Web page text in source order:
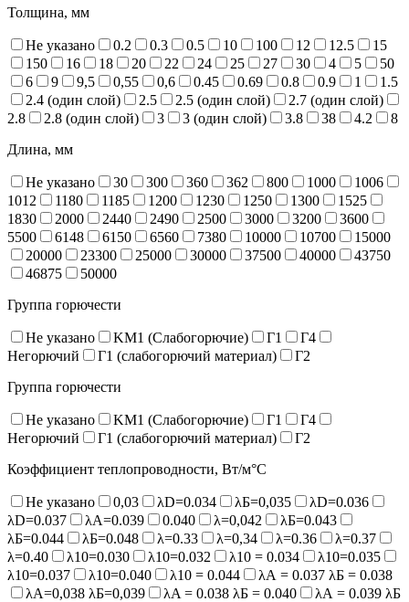
Толщина, мм
Не указано 0.2 0.3 0.5 10 100 12 12.5
15
150
16 18 20 22 24 25 27 30 4 5
50
6
9 9,5 0,55 0,6 0.45 0.69 0.8 0.9 1
1.5
2.4 (один слой)
2.5 2.5 (один слой)
2.7 (один слой)
2.8
2.8 (один слой) 3 3 (один слой) 3.8 38 4.2
8
Длина, мм
Не указано 30 300 360 362 800 1000
1006
1012
1180 1185 1200 1230 1250 1300
1525
1830
2000 2440 2490 2500 3000 3200
3600
5500
6148 6150 6560 7380 10000 10700
15000
20000
23300 25000 30000 37500 40000
43750
46875
50000
Группа горючести
Не указано KM1 (Слабогорючие) Г1
Г4
Негорючий
Г1 (слабогорючий материал)
Г2
Группа горючести
Не указано KM1 (Слабогорючие) Г1
Г4
Негорючий
Г1 (слабогорючий материал)
Г2
Коэффициент теплопроводности, Вт/м°С
Не указано 0,03 λD=0.034 λБ=0,035
λD=0.036
λD=0.037
λA=0.039 0.040 λ=0,042
λБ=0.043
λБ=0.044
λБ=0.048 λ=0.33 λ=0,34 λ=0.36
λ=0.37
λ=0.40
λ10=0.030 λ10=0.032 λ10 = 0.034
λ10=0.035
λ10=0.037
λ10=0.040 λ10 = 0.044
λА = 0.037 λБ = 0.038
λА=0,038 λБ=0,039
λA = 0.038 λБ = 0.040
λА = 0.039 λБ